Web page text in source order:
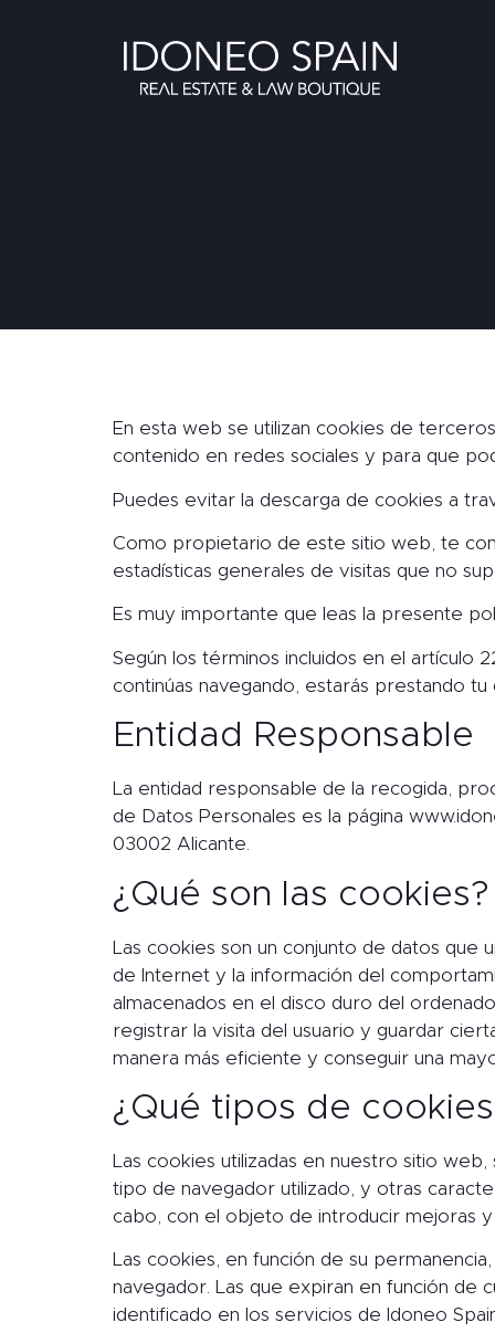
En esta web se utilizan cookies de
contenido en redes sociales y para que
Puedes evitar la descarga de cookies a
Como propietario de este sitio web, te
estadísticas generales de visitas que no
Es muy importante que leas la presente
Según los términos incluidos en el artículo
continúas navegando, estarás prestando
Entidad Responsable
La entidad responsable de la recogida,
de Datos Personales es la página
03002 Alicante.
¿Qué son las cookies?
Las cookies son un conjunto de datos
de Internet y la información del
almacenados en el disco duro del
registrar la visita del usuario y guardar
manera más eficiente y conseguir una
¿Qué tipos de
Las cookies utilizadas en nuestro sitio
tipo de navegador utilizado, y otras
cabo, con el objeto de introducir mejoras
Las cookies, en función de su
navegador. Las que expiran en función de
identificado en los servicios de Idoneo